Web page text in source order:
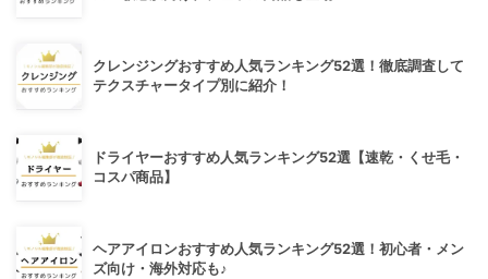
クレンジングおすすめ人気ランキング52選！徹底調査して
テクスチャータイプ別に紹介！
ドライヤーおすすめ人気ランキング52選【速乾・くせ毛・
コスパ商品】
ヘアアイロンおすすめ人気ランキング52選！初心者・メン
ズ向け・海外対応も♪